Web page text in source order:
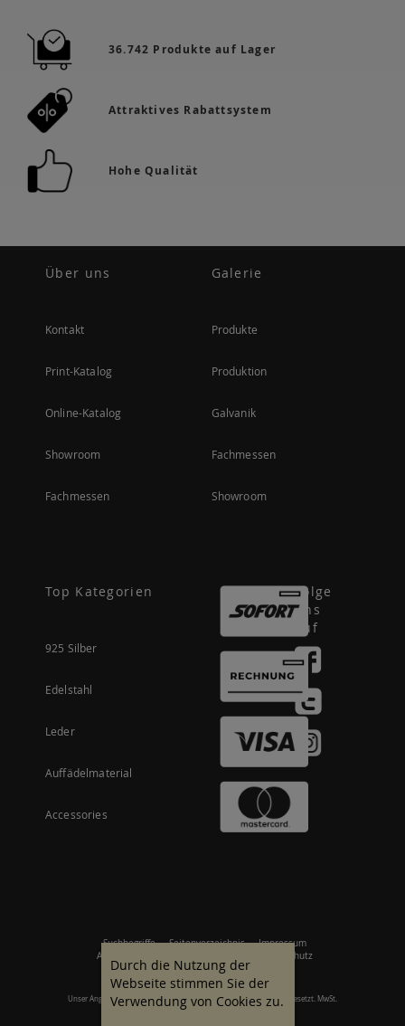
36.742 Produkte auf Lager
Attraktives Rabattsystem
Hohe Qualität
Über uns
Kontakt
Print-Katalog
Online-Katalog
Showroom
Fachmessen
Galerie
Produkte
Produktion
Galvanik
Fachmessen
Showroom
Top Kategorien
925 Silber
Edelstahl
Leder
Auffädelmaterial
Accessories
Folge
uns
auf
Suchbegriffe Seitenverzeichnis
Impressum
Allgemeine Geschäftsbedingungen
Datenschutz
Unser Angebot richtet sich an gewerbliche Kunden. Alle Preise zzgl. gesetzt. MwSt.
Durch die Nutzung der
Webseite stimmen Sie der
Verwendung von Cookies zu.